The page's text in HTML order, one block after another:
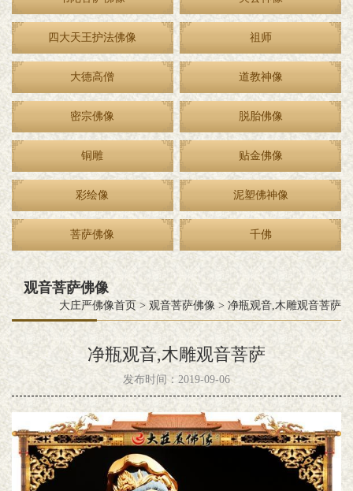
四大天王护法佛像 祖师
大德高僧 道教神像
密宗佛像 脱胎佛像
铜雕 贴金佛像
彩绘像 泥塑佛神像
菩萨佛像 千佛
观音菩萨佛像
大庄严佛像首页 > 观音菩萨佛像 > 净瓶观音,木雕观音菩萨
净瓶观音,木雕观音菩萨
发布时间：2019-09-06